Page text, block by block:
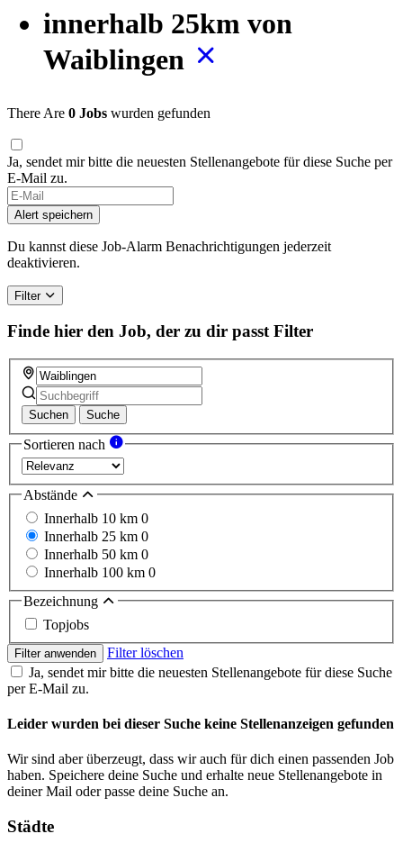
innerhalb 25km von
Waiblingen
There Are 0 Jobs wurden gefunden
Ja, sendet mir bitte die neuesten Stellenangebote für diese Suche per
E-Mail zu.
Alert speichern
Du kannst diese Job-Alarm Benachrichtigungen jederzeit
deaktivieren.
Filter
Finde hier den Job, der zu dir passt Filter
Suchen Suche
Sortieren nach
Abstände
Innerhalb 10 km 0
Innerhalb 25 km 0
Innerhalb 50 km 0
Innerhalb 100 km 0
Bezeichnung
Topjobs
Filter anwenden
Filter löschen
Ja, sendet mir bitte die neuesten Stellenangebote für diese Suche
per E-Mail zu.
Leider wurden bei dieser Suche keine Stellenanzeigen gefunden
Wir sind aber überzeugt, dass wir auch für dich einen passenden Job
haben. Speichere deine Suche und erhalte neue Stellenangebote in
deiner Mail oder passe deine Suche an.
Städte